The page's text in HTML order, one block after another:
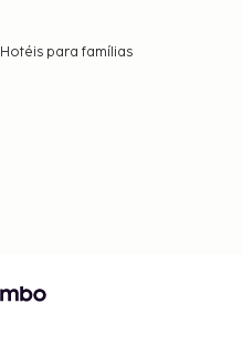
Hotéis para famílias